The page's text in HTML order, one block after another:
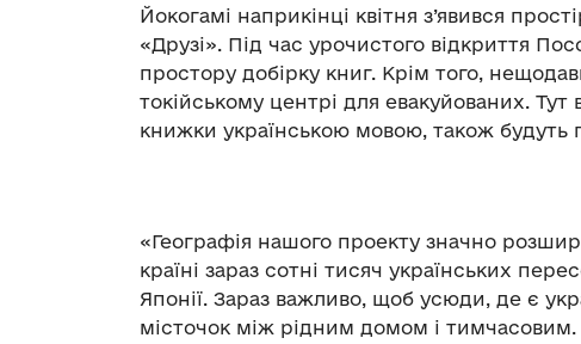
Йокогамі наприкінці квітня з’явився
«Друзі». Під час урочистого відкриття
простору добірку книг. Крім того,
токійському центрі для евакуйованих.
книжки українською мовою, також будуть
«Географія нашого проекту значно
країні зараз сотні тисяч українських
Японії. Зараз важливо, щоб усюди, де є
місточок між рідним домом і тимчасовим.